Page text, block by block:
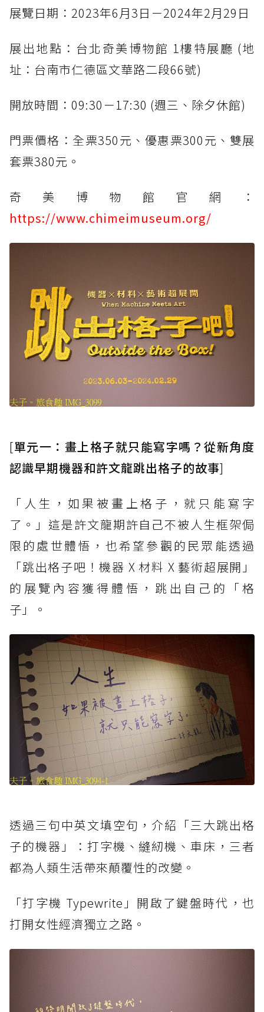
展覽日期：2023年6月3日－2024年2月29日
展出地點：台北奇美博物館 1樓特展廳 (地
址：台南市仁德區文華路二段66號)
開放時間：09:30－17:30 (週三、除夕休館)
門票價格：全票350元、優惠票300元、雙展
套票380元。
奇美博物館官網：
https://www.chimeimuseum.org/
[單元一：畫上格子就只能寫字嗎？從新角度
認識早期機器和許文龍跳出格子的故事]
「人生，如果被畫上格子，就只能寫字
了。」這是許文龍期許自己不被人生框架侷
限的處世體悟，也希望參觀的民眾能透過
「跳出格子吧！機器 X 材料 X 藝術超展開」
的展覽內容獲得體悟，跳出自己的「格
子」。
透過三句中英文填空句，介紹「三大跳出格
子的機器」：打字機、縫紉機、車床，三者
都為人類生活帶來顛覆性的改變。
「打字機 Typewrite」開啟了鍵盤時代，也
打開女性經濟獨立之路。